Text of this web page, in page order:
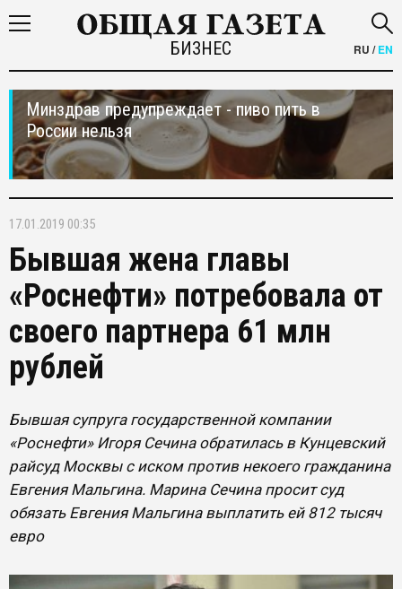
БИЗНЕС RU /EN
Минздрав предупреждает - пиво пить в
России нельзя
17.01.2019 00:35
Бывшая жена главы
«Роснефти» потребовала от
своего партнера 61 млн
рублей
Бывшая супруга государственной компании
«Роснефти» Игоря Сечина обратилась в Кунцевский
райсуд Москвы с иском против некоего гражданина
Евгения Мальгина. Марина Сечина просит суд
обязать Евгения Мальгина выплатить ей 812 тысяч
евро